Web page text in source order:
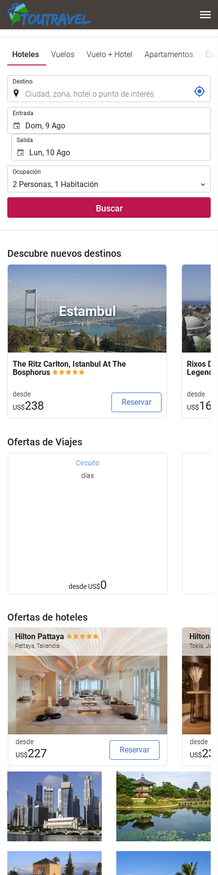
Hoteles Vuelos Vuelo + Hotel Apartamentos
Destino
Entrada
Salida
Ocupación
Ocupación
2 Personas, 1 Habitación
Buscar
Descubre nuevos destinos
Estambul
The Ritz Carlton, Istanbul At The
Bosphorus
desde
US$238 Reservar
Rixos
desde
US$168
Ofertas de Viajes
Circuito
días
desde US$0
Ofertas de hoteles
Hilton Pattaya
Pattaya, Tailandia
desde
US$227 Reservar
Hilton
Tokio,
desde
US$